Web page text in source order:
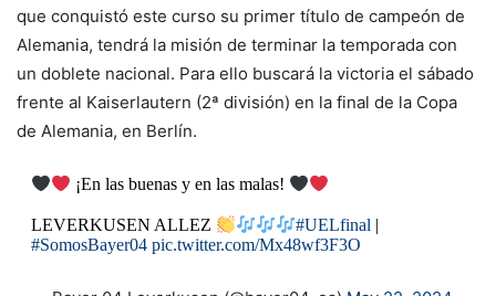
que conquistó este curso su primer título de campeón de
Alemania, tendrá la misión de terminar la temporada con
un doblete nacional. Para ello buscará la victoria el sábado
frente al Kaiserlautern (2ª división) en la final de la Copa
de Alemania, en Berlín.
¡En las buenas y en las malas!
LEVERKUSEN ALLEZ #UELfinal |
#SomosBayer04 pic.twitter.com/Mx48wf3F3O